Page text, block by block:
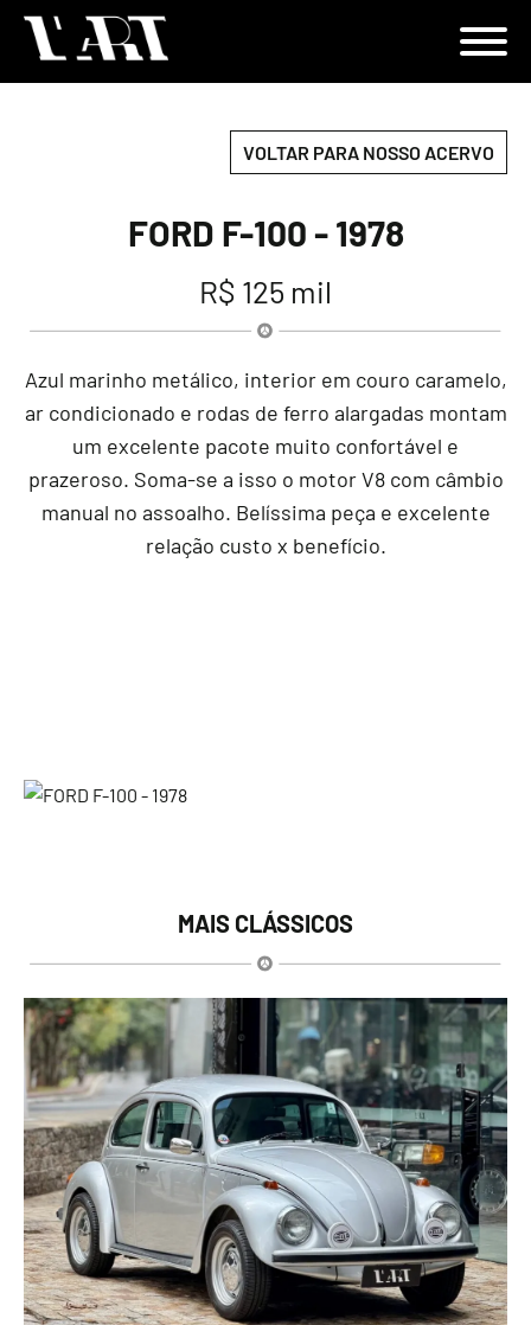
VOLTAR PARA NOSSO ACERVO
FORD F-100 - 1978
R$ 125 mil
Azul marinho metálico, interior em couro caramelo,
ar condicionado e rodas de ferro alargadas montam
um excelente pacote muito confortável e
prazeroso. Soma-se a isso o motor V8 com câmbio
manual no assoalho. Belíssima peça e excelente
relação custo x benefício.
MAIS CLÁSSICOS